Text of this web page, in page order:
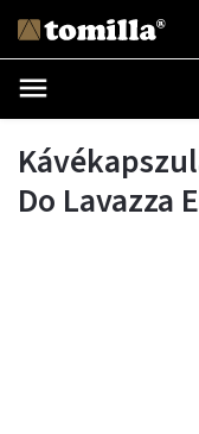
Do Lavazza